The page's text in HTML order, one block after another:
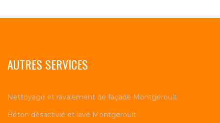
AUTRES SERVICES
Nettoyage et ravalement de façade Montgeroult
Béton désactivié et lavé Montgeroult